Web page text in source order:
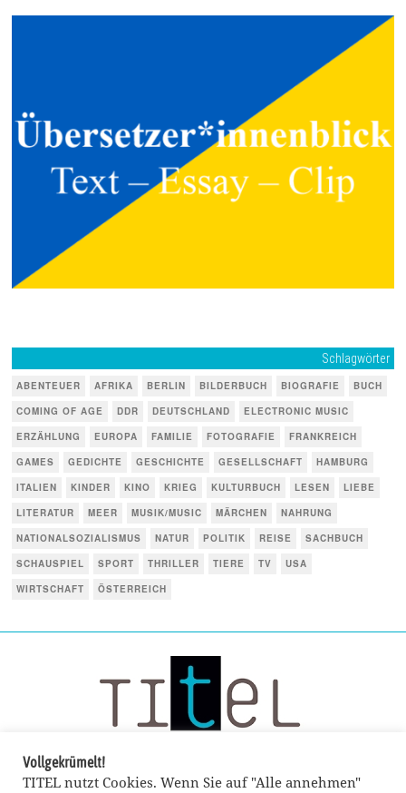
Schlagwörter
ABENTEUER AFRIKA BERLIN BILDERBUCH BIOGRAFIE
BUCH
COMING OF AGE
DDR DEUTSCHLAND
ELECTRONIC MUSIC
ERZÄHLUNG
EUROPA FAMILIE FOTOGRAFIE
FRANKREICH
GAMES
GEDICHTE GESCHICHTE GESELLSCHAFT
HAMBURG
ITALIEN
KINDER KINO KRIEG KULTURBUCH LESEN
LIEBE
LITERATUR
MEER MUSIK/MUSIC MÄRCHEN
NAHRUNG
NATIONALSOZIALISMUS
NATUR POLITIK REISE
SACHBUCH
SCHAUSPIEL
SPORT THRILLER TIERE TV
USA
WIRTSCHAFT
ÖSTERREICH
Vollgekrümelt!
TITEL nutzt Cookies. Wenn Sie auf "Alle annehmen"